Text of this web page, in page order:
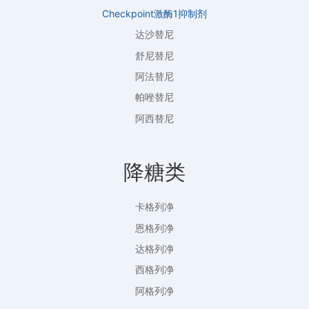
Checkpoint激酶1抑制剂
达沙替尼
舒尼替尼
阿法替尼
帕唑替尼
阿西替尼
降糖类
卡格列净
恩格列净
达格列净
西格列净
阿格列净